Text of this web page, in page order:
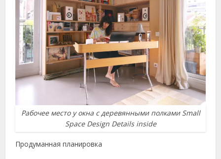
Рабочее место у окна с деревянными полками Small
Space Design Details inside
Продуманная планировка